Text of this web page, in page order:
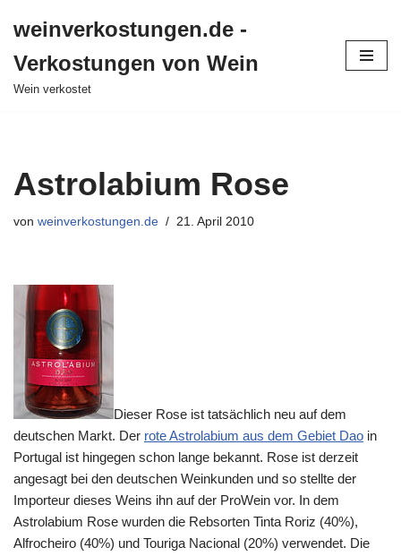
Inhalt
springen
weinverkostungen.de -
Verkostungen von Wein
Wein verkostet
Astrolabium Rose
von weinverkostungen.de 21. April 2010
Dieser Rose ist tatsächlich neu auf dem
deutschen Markt. Der rote Astrolabium aus dem Gebiet Dao in
Portugal ist hingegen schon lange bekannt. Rose ist derzeit
angesagt bei den deutschen Weinkunden und so stellte der
Importeur dieses Weins ihn auf der ProWein vor. In dem
Astrolabium Rose wurden die Rebsorten Tinta Roriz (40%),
Alfrocheiro (40%) und Touriga Nacional (20%) verwendet. Die